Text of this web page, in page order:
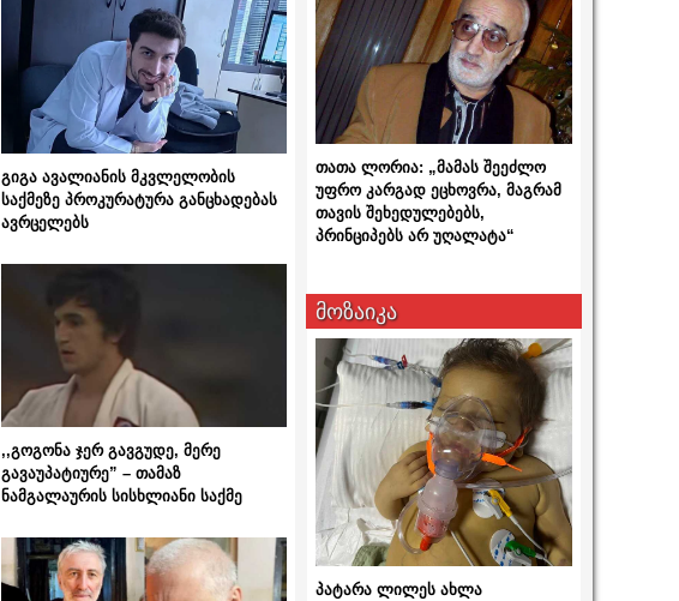
გიგა ავალიანის მკვლელობის
საქმეზე პროკურატურა განცხადებას
ავრცელებს
,,გოგონა ჯერ გავგუდე, მერე
გავაუპატიურე” – თამაზ
ნამგალაურის სისხლიანი საქმე
თათა ლორია: „მამას შეეძლო
უფრო კარგად ეცხოვრა, მაგრამ
თავის შეხედულებებს,
პრინციპებს არ უღალატა“
მოზაიკა
პატარა ლილეს ახლა